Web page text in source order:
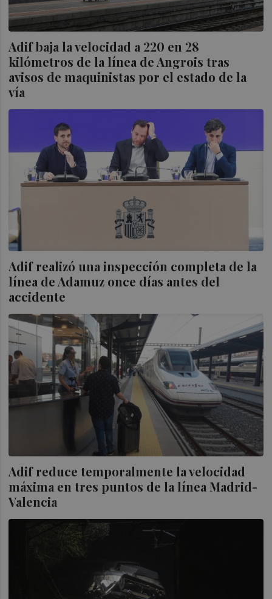
Adif baja la velocidad a 220 en 28
kilómetros de la línea de Angrois tras
avisos de maquinistas por el estado de la
vía
Adif realizó una inspección completa de la
línea de Adamuz once días antes del
accidente
Adif reduce temporalmente la velocidad
máxima en tres puntos de la línea Madrid-
Valencia